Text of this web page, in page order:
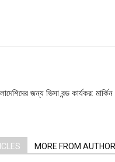
জন্য ভিসা বন্ড কার্যকর: মার্কিন
MORE FROM AUTHOR